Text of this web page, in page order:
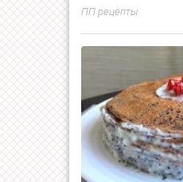
ПП рецепты